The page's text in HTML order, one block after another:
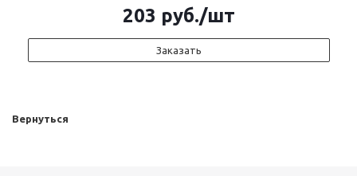
203 руб./шт
Заказать
Вернуться